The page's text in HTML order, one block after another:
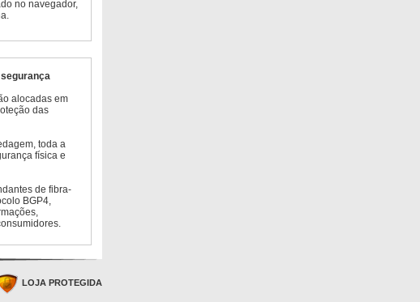
no navegador,
alocadas em
das
toda a
física e
de fibra-
BGP4,
LOJA PROTEGIDA